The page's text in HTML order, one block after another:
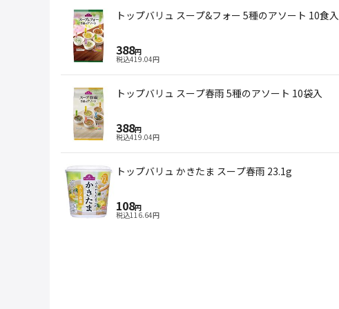
トップバリュ スープ&フォー 5種のアソート 10食入
388円
税込419.04円
トップバリュ スープ春雨 5種のアソート 10袋入
388円
税込419.04円
トップバリュ かきたま スープ春雨 23.1g
108円
税込116.64円